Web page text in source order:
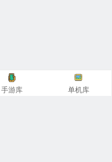
手游库 单机库